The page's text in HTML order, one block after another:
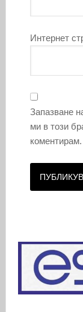
Интернет
Запазване
ми в този
коментирам.